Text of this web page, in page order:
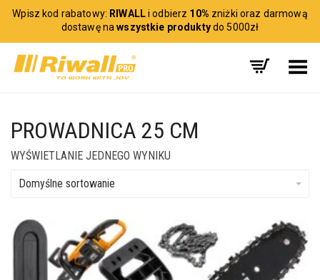
Wpisz kod rabatowy: RIWALLi odbierz 10% zniżki oraz darmową
dostawę nawszystkie produktydo 5000zł
Toggle Menu
PROWADNICA 25 CM
WYŚWIETLANIE JEDNEGO WYNIKU
Domyślne sortowanie